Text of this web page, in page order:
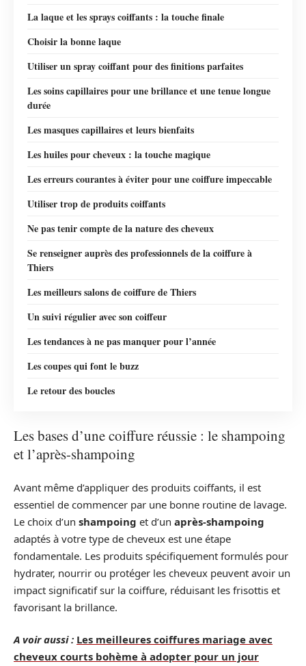
La laque et les sprays coiffants : la touche finale
Choisir la bonne laque
Utiliser un spray coiffant pour des finitions parfaites
Les soins capillaires pour une brillance et une tenue longue
durée
Les masques capillaires et leurs bienfaits
Les huiles pour cheveux : la touche magique
Les erreurs courantes à éviter pour une coiffure impeccable
Utiliser trop de produits coiffants
Ne pas tenir compte de la nature des cheveux
Se renseigner auprès des professionnels de la coiffure à
Thiers
Les meilleurs salons de coiffure de Thiers
Un suivi régulier avec son coiffeur
Les tendances à ne pas manquer pour l’année
Les coupes qui font le buzz
Le retour des boucles
Les bases d’une coiffure réussie : le shampoing
et l’après-shampoing
Avant même d’appliquer des produits coiffants, il est
essentiel de commencer par une bonne routine de lavage.
Le choix d’un shampoing et d’un après-shampoing
adaptés à votre type de cheveux est une étape
fondamentale. Les produits spécifiquement formulés pour
hydrater, nourrir ou protéger les cheveux peuvent avoir un
impact significatif sur la coiffure, réduisant les frisottis et
favorisant la brillance.
A voir aussi : Les meilleures coiffures mariage avec
cheveux courts bohème à adopter pour un jour